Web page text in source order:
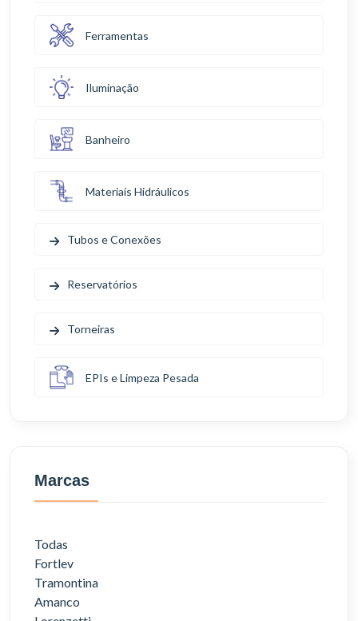
Ferramentas
Iluminação
Banheiro
Materiais Hidráulicos
Tubos e Conexões
Reservatórios
Torneiras
EPIs e Limpeza Pesada
Marcas
Todas
Fortlev
Tramontina
Amanco